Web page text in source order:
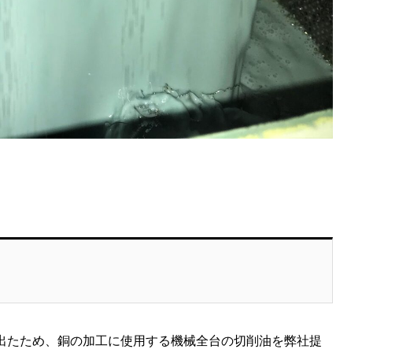
ため、銅の加工に使用する機械全台の切削油を弊社提